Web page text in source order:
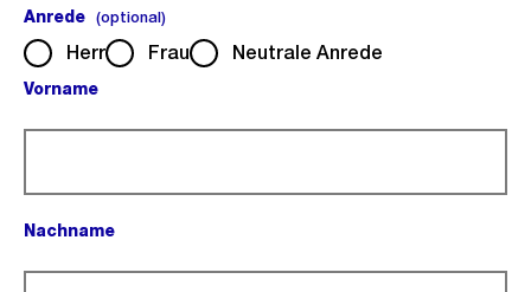
Anrede (optional)(optional).
Herr Frau Neutrale Anrede
Vorname
Nachname